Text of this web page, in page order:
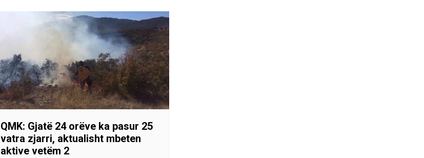
QMK: Gjatë 24 orëve ka pasur 25
vatra zjarri, aktualisht mbeten
aktive vetëm 2